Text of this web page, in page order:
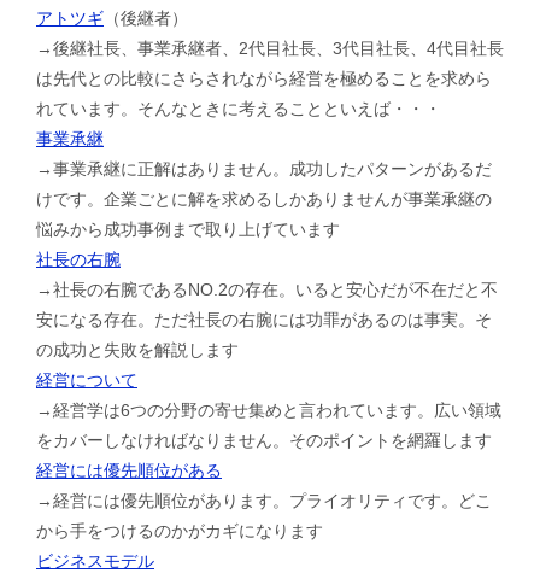
アトツギ （後継者）
→後継社長、事業承継者、2代目社長、3代目社長、4代目社長
は先代との比較にさらされながら経営を極めることを求めら
れています。そんなときに考えることといえば・・・
事業承継
→事業承継に正解はありません。成功したパターンがあるだ
けです。企業ごとに解を求めるしかありませんが事業承継の
悩みから成功事例まで取り上げています
社長の右腕
→社長の右腕であるNO.2の存在。いると安心だが不在だと不
安になる存在。ただ社長の右腕には功罪があるのは事実。そ
の成功と失敗を解説します
経営について
→経営学は6つの分野の寄せ集めと言われています。広い領域
をカバーしなければなりません。そのポイントを網羅します
経営には優先順位がある
→経営には優先順位があります。プライオリティです。どこ
から手をつけるのかがカギになります
ビジネスモデル